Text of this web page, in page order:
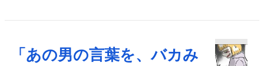
「あの男の言葉を、バカみ